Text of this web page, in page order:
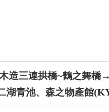
造三連拱橋~鶴之舞橋
湖青池、森之物產館